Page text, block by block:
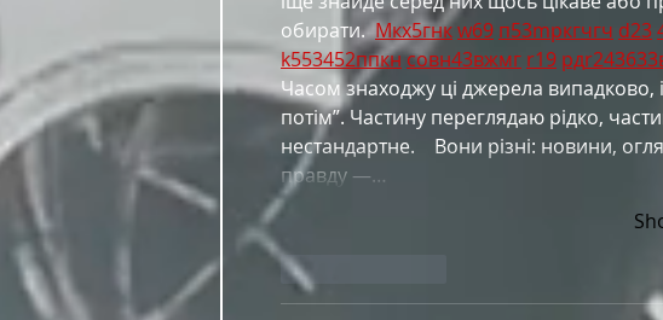
обирати. Мкх5гнкw69 п53mpкгчгч d23
k553452ппкнсовн43вжмг r19 рдr243633
Часом знаходжу ці джерела випадково,
потім”. Частину переглядаю рідко,
нестандартне.    Вони різні: новини,
правду —…